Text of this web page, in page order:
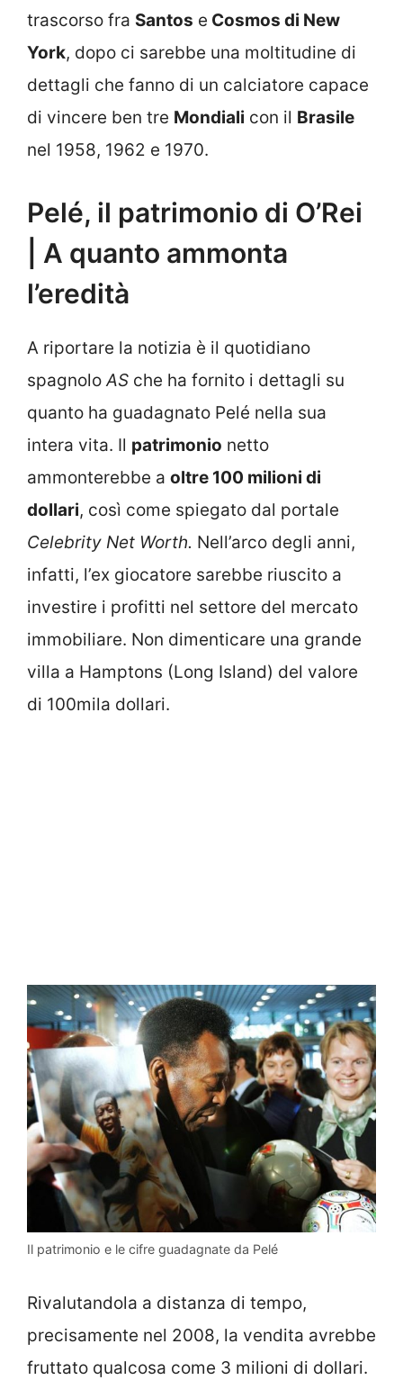
trascorso fra Santos e Cosmos di New
York, dopo ci sarebbe una moltitudine di
dettagli che fanno di un calciatore capace
di vincere ben tre Mondiali con il Brasile
nel 1958, 1962 e 1970.
Pelé, il patrimonio di O’Rei
| A quanto ammonta
l’eredità
A riportare la notizia è il quotidiano
spagnoloAS che ha fornito i dettagli su
quanto ha guadagnato Pelé nella sua
intera vita. Il patrimonio netto
ammonterebbe a oltre 100 milioni di
dollari, così come spiegato dal portale
Celebrity Net Worth. Nell’arco degli anni,
infatti, l’ex giocatore sarebbe riuscito a
investire i profitti nel settore del mercato
immobiliare. Non dimenticare una grande
villa a Hamptons (Long Island) del valore
di 100mila dollari.
Il patrimonio e le cifre guadagnate da Pelé
Rivalutandola a distanza di tempo,
precisamente nel 2008, la vendita avrebbe
fruttato qualcosa come 3 milioni di dollari.